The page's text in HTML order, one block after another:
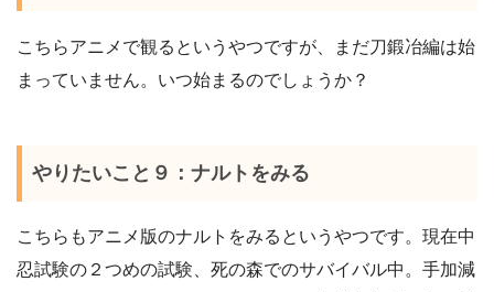
こちらアニメで観るというやつですが、まだ刀鍛冶編は始
まっていません。いつ始まるのでしょうか？
やりたいこと９：ナルトをみる
こちらもアニメ版のナルトをみるというやつです。現在中
忍試験の２つめの試験、死の森でのサバイバル中。手加減